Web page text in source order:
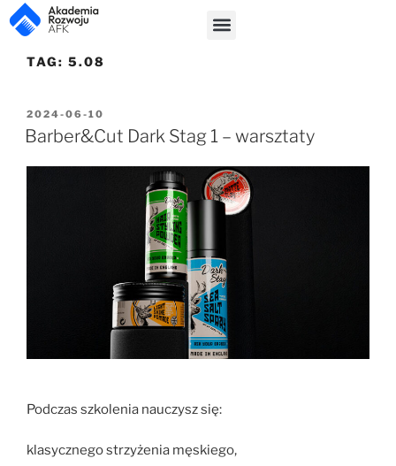
TAG: 5.08
2024-06-10
Barber&Cut Dark Stag 1 – warsztaty
Podczas szkolenia nauczysz się:
klasycznego strzyżenia męskiego,